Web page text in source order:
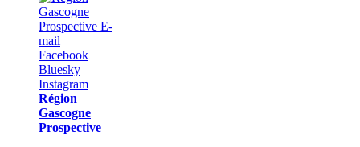
Région
Gascogne
Prospective